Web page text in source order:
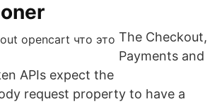
The Checkout,
Payments and
APIs expect the
request property to have a